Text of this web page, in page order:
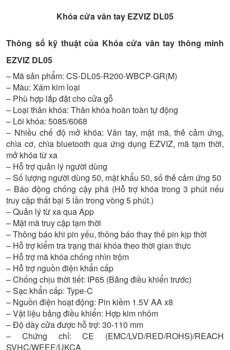
Khóa cửa vân tay EZVIZ DL05
Thông số kỹ thuật của Khóa cửa vân tay thông minh
EZVIZ DL05
– Mã sản phẩm: CS-DL05-R200-WBCP-GR(M)
– Màu: Xám kim loại
– Phù hợp lắp đặt cho cửa gỗ
– Loại thân khóa: Thân khóa hoàn toàn tự động
– Lõi khóa: 5085/6068
– Nhiều chế độ mở khóa: Vân tay, mật mã, thẻ cảm ứng,
chìa cơ, chìa bluetooth qua ứng dụng EZVIZ, mã tạm thời,
mở khóa từ xa
– Hỗ trợ quản lý người dùng
– Số lượng người dùng 50, mật khẩu 50, số thẻ cảm ứng 50
– Báo động chống cậy phá (Hỗ trợ khóa trong 3 phút nếu
truy cập thất bại 5 lần trong vòng 5 phút.)
– Quản lý từ xa qua App
– Mật mã truy cập tạm thời
– Thông báo khi pin yếu, thông báo thay thế pin kịp thời
– Hỗ trợ kiểm tra trạng thái khóa theo thời gian thực
– Hỗ trợ mã khóa chống nhìn trộm
– Hỗ trợ nguồn điện khẩn cấp
– Chống chịu thời tiết: IP65 (Bảng điều khiển trước)
– Sạc khẩn cấp: Type-C
– Nguồn điện hoạt động: Pin kiềm 1.5V AA x8
– Vật liệu bảng điều khiển: Hợp kim nhôm
– Độ dày cửa được hỗ trợ: 30-110 mm
– Chứng chỉ: CE (EMC/LVD/RED/ROHS)/REACH
SVHC/WEEE/UKCA